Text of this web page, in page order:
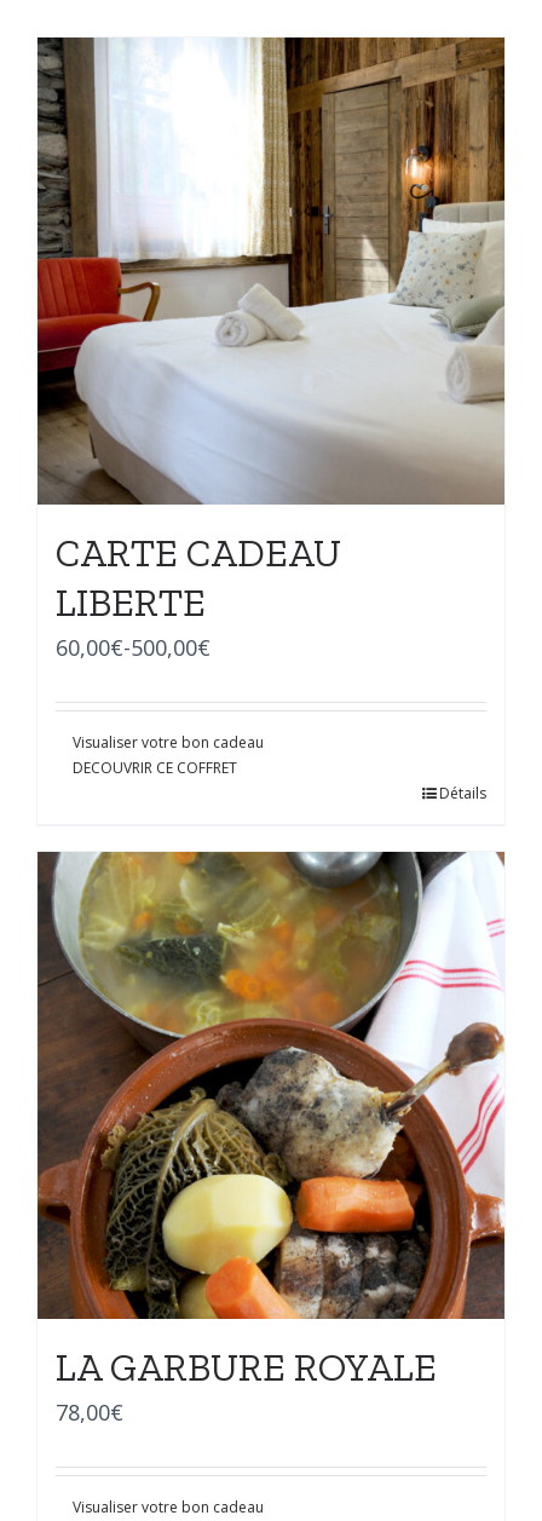
CARTE CADEAU
LIBERTE
60,00€-500,00€
Visualiser votre bon cadeau
DECOUVRIR CE COFFRET
Détails
LA GARBURE ROYALE
78,00€
Visualiser votre bon cadeau